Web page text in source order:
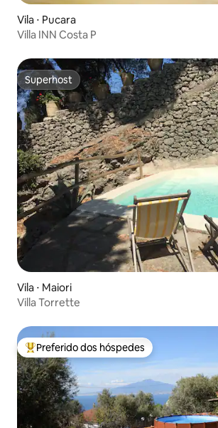
Vila ⋅ Pucara
Villa INN Costa P
Superhost
Superhost
Vila ⋅ Maiori
Villa Torrette
Entre os melhores preferidos dos hóspedes
Preferido dos hóspedes